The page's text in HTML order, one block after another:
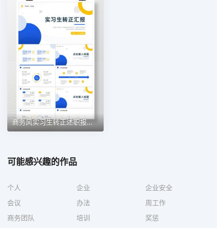
商务风实习生转正述职报告工作计划总结PPT模板
可能感兴趣的作品
个人 企业
企业安全
会议
办法
周工作
商务团队
培训
奖惩